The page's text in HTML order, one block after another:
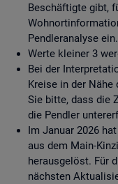
Beschäftigte gibt,
Pendleranalyse ein.
Werte kleiner 3
Bei der
Kreise in der
Sie bitte, dass die
die Pendler
Im Januar 2026
aus dem Main-
herausgelöst. Für
nächsten